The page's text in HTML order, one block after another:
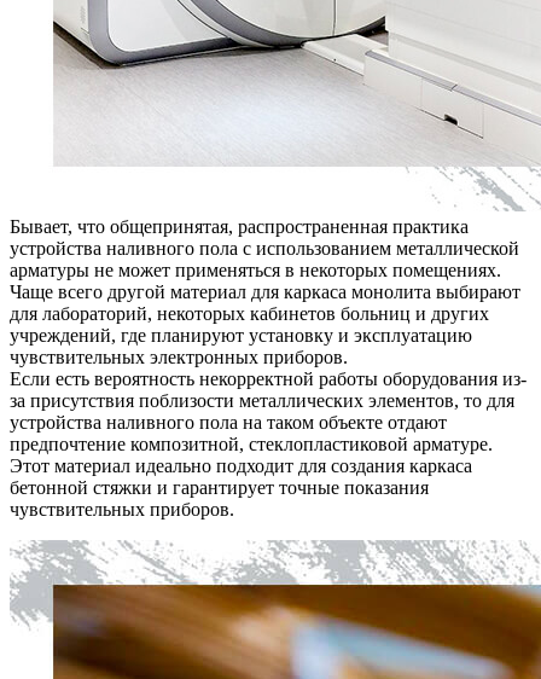
Бывает, что общепринятая, распространенная практика
устройства наливного пола с использованием металлической
арматуры не может применяться в некоторых помещениях.
Чаще всего другой материал для каркаса монолита выбирают
для лабораторий, некоторых кабинетов больниц и других
учреждений, где планируют установку и эксплуатацию
чувствительных электронных приборов.
Если есть вероятность некорректной работы оборудования из-
за присутствия поблизости металлических элементов, то для
устройства наливного пола на таком объекте отдают
предпочтение композитной, стеклопластиковой арматуре.
Этот материал идеально подходит для создания каркаса
бетонной стяжки и гарантирует точные показания
чувствительных приборов.